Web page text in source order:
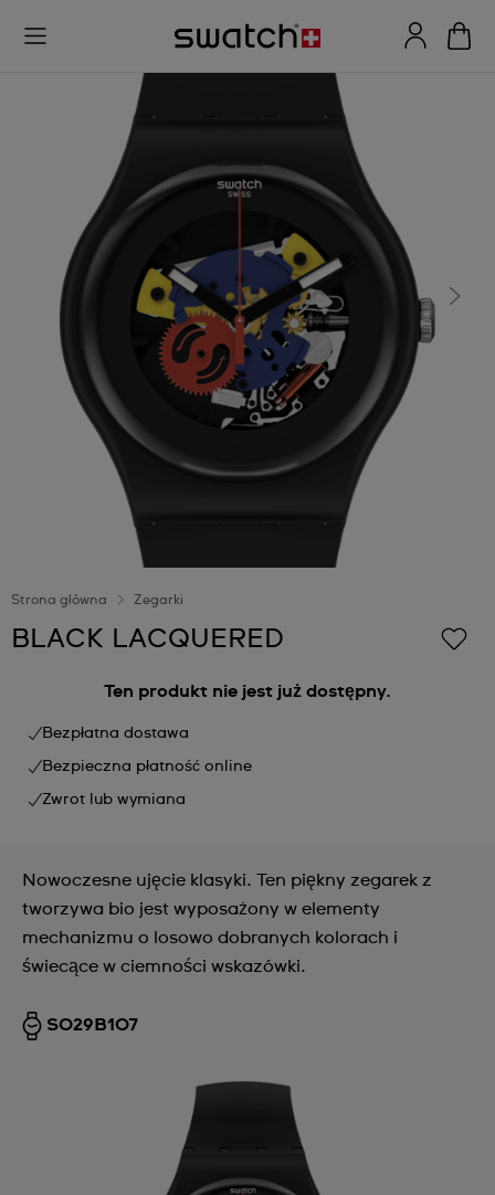
Strona główna Zegarki
BLACK LACQUERED
Ten produkt nie jest już dostępny.
Bezpłatna dostawa
Bezpieczna płatność online
Zwrot lub wymiana
Nowoczesne ujęcie klasyki. Ten piękny zegarek z
tworzywa bio jest wyposażony w elementy
mechanizmu o losowo dobranych kolorach i
świecące w ciemności wskazówki.
SO29B107